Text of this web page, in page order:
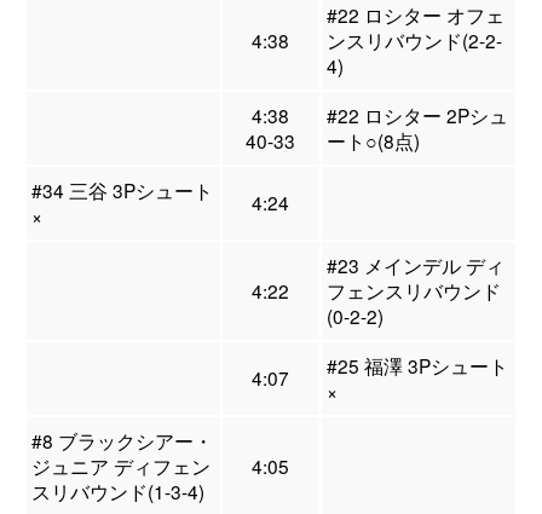
4:38
#22 ロシター オフェ
ンスリバウンド(2-2-
4)
4:38
40-33
#22 ロシター 2Pシュ
ート○(8点)
#34 三谷 3Pシュート
×
4:24
4:22
#23 メインデル ディ
フェンスリバウンド
(0-2-2)
4:07
#25 福澤 3Pシュート
×
#8 ブラックシアー・
ジュニア ディフェン
スリバウンド(1-3-4)
4:05